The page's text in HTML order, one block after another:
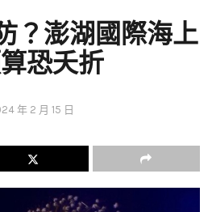
？澎湖國際海上
恐夭折
年 2 月 15 日